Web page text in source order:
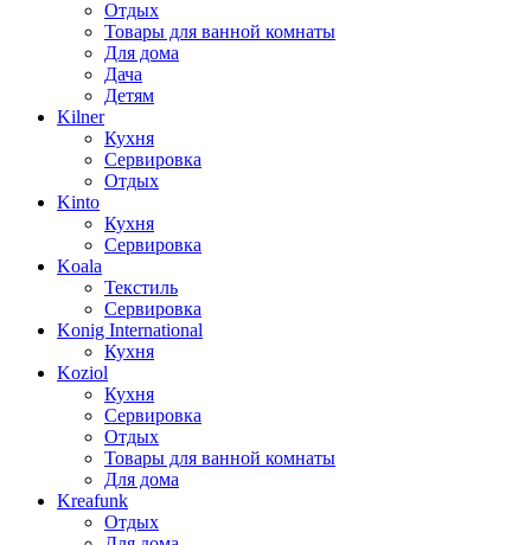
Отдых
Товары для ванной комнаты
Для дома
Дача
Детям
Kilner
Кухня
Сервировка
Отдых
Kinto
Кухня
Сервировка
Koala
Текстиль
Сервировка
Konig International
Кухня
Koziol
Кухня
Сервировка
Отдых
Товары для ванной комнаты
Для дома
Kreafunk
Отдых